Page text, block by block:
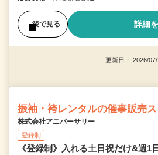
後で見る 詳細
更新日： 2026/
振袖・袴レンタルの催事販売
株式会社アニバーサリー
登録制
《登録制》入れる土日祝だけ&週1